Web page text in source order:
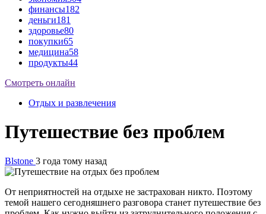
финансы182
деньги181
здоровье80
покупки65
медицина58
продукты44
Смотреть онлайн
Отдых и развлечения
Путешествие без проблем
Blstone 3 года тому назад
От неприятностей на отдыхе не застрахован никто. Поэтому
темой нашего сегодняшнего разговора станет путешествие без